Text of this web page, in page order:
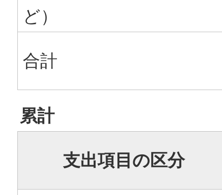
ど）
合計
累計
支出項目の区分